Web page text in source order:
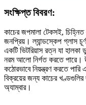
সংক্ষিপ্ত বিবরণ:
কাচের জপমালা টেকসই,
জনপ্রিয়। ল্যান্ডস্কেপ গ্লাস
একটি ভিটরিয়াস রত্ন যা হালকা
নরম আলো নির্গত করতে পারে।
কঠোরভাবে নিয়ন্ত্রণ করতে পারি
বিক্রয়ের জন্য কাচের
অ্যাম্বার।